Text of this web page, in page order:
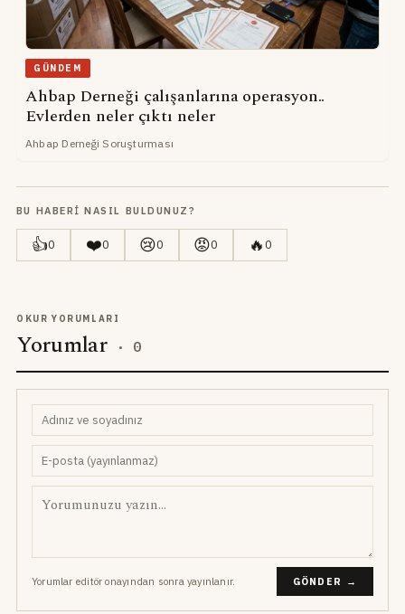
GÜNDEM
Ahbap Derneği çalışanlarına operasyon..
Evlerden neler çıktı neler
Ahbap Derneği Soruşturması
BU HABERI NASIL BULDUNUZ?
👍0 ❤️0 😢0 😡0 🔥0
OKUR YORUMLARI
Yorumlar · 0
Yorumlar editör onayından sonra yayınlanır. GÖNDER →